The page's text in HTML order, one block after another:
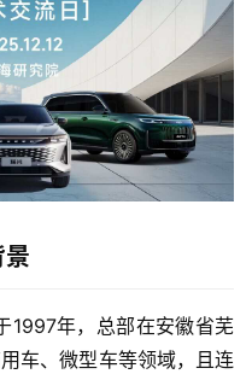
景
1997年，总部在安徽省芜
车、微型车等领域，且连